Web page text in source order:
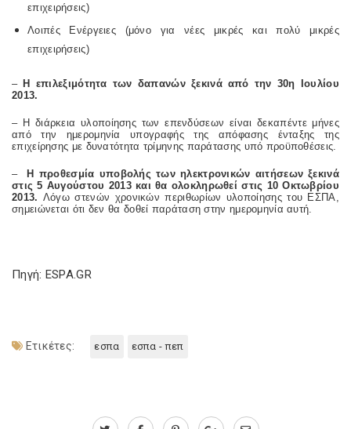
επιχειρήσεις)
Λοιπές Ενέργειες (μόνο για νέες μικρές και πολύ μικρές
επιχειρήσεις)
– H επιλεξιμότητα των δαπανών ξεκινά από την 30η Ιουλίου
2013.
– Η διάρκεια υλοποίησης των επενδύσεων είναι δεκαπέντε μήνες
από την ημερομηνία υπογραφής της απόφασης ένταξης της
επιχείρησης με δυνατότητα τρίμηνης παράτασης υπό προϋποθέσεις.
–
Η προθεσμία υποβολής των ηλεκτρονικών αιτήσεων ξεκινά
στις 5 Αυγούστου 2013 και θα ολοκληρωθεί στις 10 Οκτωβρίου
2013. Λόγω στενών χρονικών περιθωρίων υλοποίησης του ΕΣΠΑ,
σημειώνεται ότι δεν θα δοθεί παράταση στην ημερομηνία αυτή.
Πηγή: ESPA.GR
Ετικέτες: εσπα εσπα - πεπ